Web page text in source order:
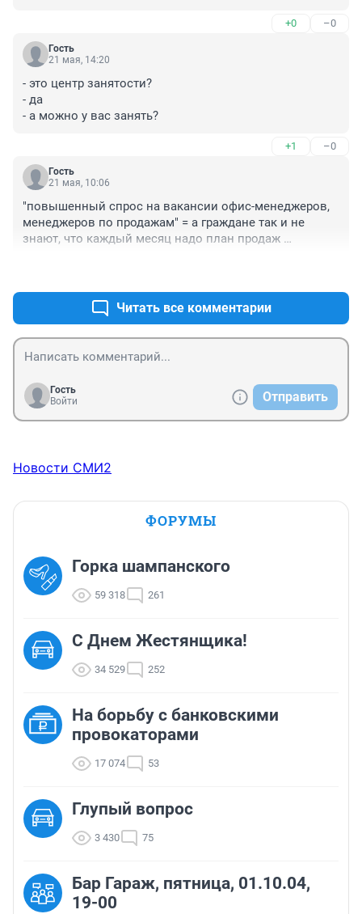
+0 –0
Гость
21 мая, 14:20
- это центр занятости?
- да
- а можно у вас занять?
+1 –0
Гость
21 мая, 10:06
"повышенный спрос на вакансии офис-менеджеров,
менеджеров по продажам" = а граждане так и не
знают, что каждый месяц надо план продаж
Читать все комментарии
Гость
Войти
Отправить
Новости СМИ2
ФОРУМЫ
Горка шампанского
59 318 261
С Днем Жестянщика!
34 529 252
На борьбу с банковскими
провокаторами
17 074 53
Глупый вопрос
3 430 75
Бар Гараж, пятница, 01.10.04,
19-00